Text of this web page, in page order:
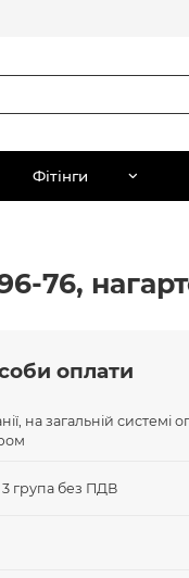
Фітінги
76,
оплати
на загальній системі
група без ПДВ